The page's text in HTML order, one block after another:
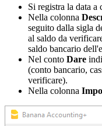
Si registra la data
Nella colonna
seguito dalla sigla
al saldo da
saldo bancario
Nel conto Dare
(conto bancario,
verificare).
Nella colonna